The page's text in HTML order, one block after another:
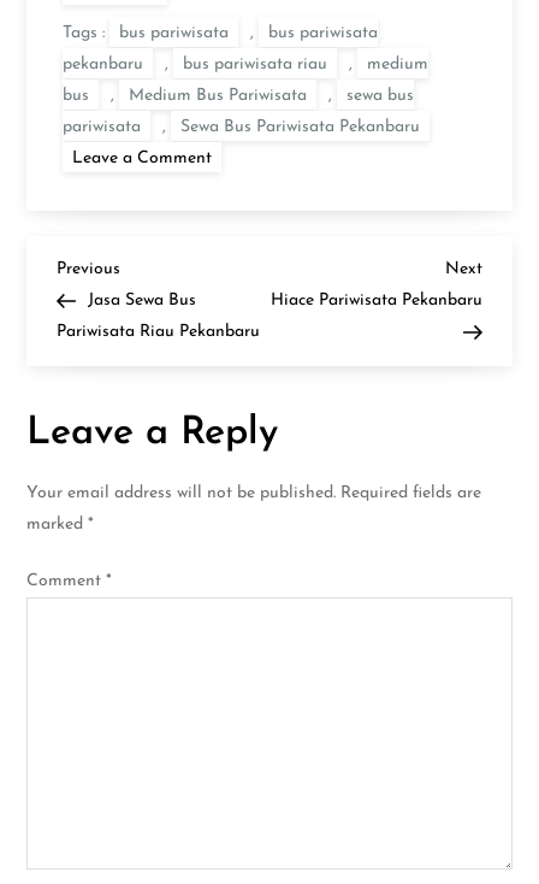
Tags : bus pariwisata ,
bus pariwisata
pekanbaru
, bus pariwisata riau ,
medium
bus
, Medium Bus Pariwisata ,
sewa bus
pariwisata
,
Sewa Bus Pariwisata Pekanbaru
Leave a Comment
P
o
t
n
a
v
i
Previous
Post
Previous
Jasa Sewa Bus
Pariwisata Riau Pekanbaru
Next
Post
Next
Hiace Pariwisata Pekanbaru
Leave a Reply
Your email address will not be published. Required fields are
marked*
Comment*